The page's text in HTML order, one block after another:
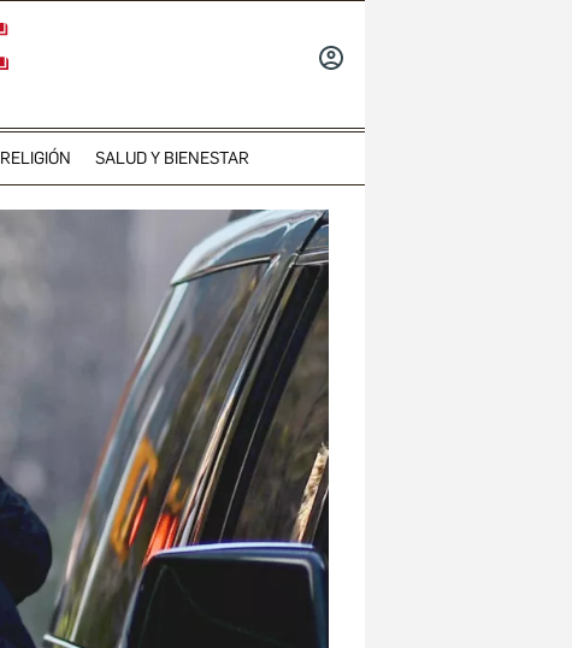
RELIGIÓN SALUD Y BIENESTAR